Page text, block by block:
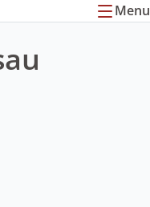
Menu